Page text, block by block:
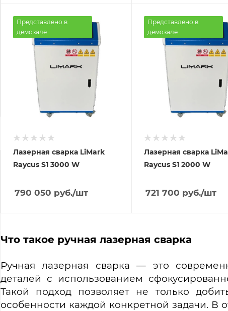
Представлено в
демозале
Лазерная сварка LiMark
Raycus S1 3000 W
790 050 руб./шт
Представлено в
демозале
Лазерная сварка
Raycus S1 2000 W
721 700 руб./шт
Что такое ручная лазерная сварка
Ручная лазерная сварка — это
деталей с использованием
Такой подход позволяет не только
особенности каждой конкретной задачи. В